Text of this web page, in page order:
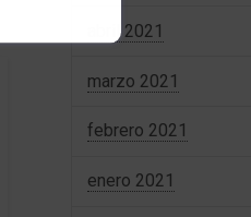
abril 2021
marzo 2021
febrero 2021
enero 2021